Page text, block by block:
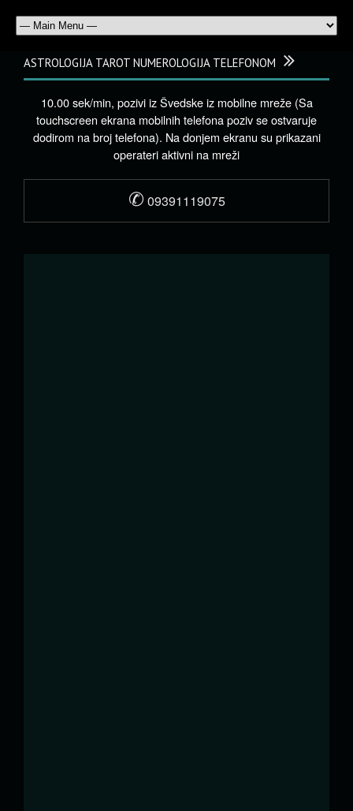
ASTROLOGIJA TAROT NUMEROLOGIJA TELEFONOM
10.00 sek/min, pozivi iz Švedske iz mobilne mreže (Sa
touchscreen ekrana mobilnih telefona poziv se ostvaruje
dodirom na broj telefona). Na donjem ekranu su prikazani
operateri aktivni na mreži
✆ 09391119075